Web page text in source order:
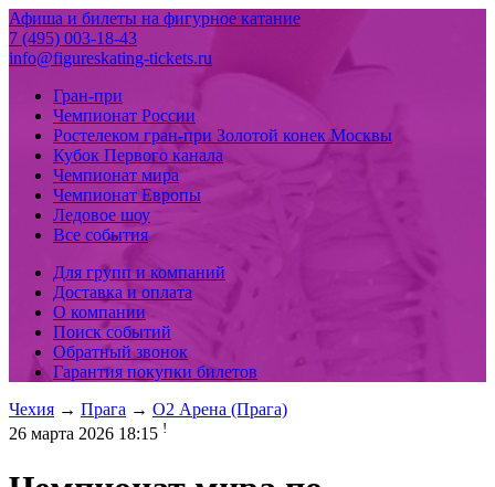
Афиша и билеты на фигурное катание
7 (495) 003-18-43
info@figureskating-tickets.ru
Гран-при
Чемпионат России
Ростелеком гран-при Золотой конек Москвы
Кубок Первого канала
Чемпионат мира
Чемпионат Европы
Ледовое шоу
Все события
Для групп и компаний
Доставка и оплата
О компании
Поиск событий
Обратный звонок
Гарантия покупки билетов
Чехия → Прага → O2 Арена (Прага)
26 марта 2026 18:15 !